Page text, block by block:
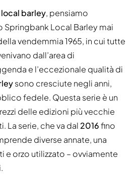
local barley, pensiamo
Springbank Local Barley mai
vendemmia 1965, in cui tutte
dall’area di
e l’eccezionale qualità di
sono cresciute negli anni,
fedele. Questa serie è un
delle edizioni più vecchie
La serie, che va dal 2016fino
diverse annate, una
orzo utilizzato – ovviamente